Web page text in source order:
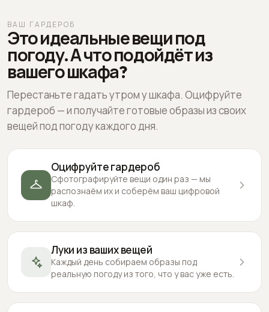
ВАШ ГАРДЕРОБ
Это идеальные вещи под
погоду. А что подойдёт из
вашего шкафа?
Перестаньте гадать утром у шкафа. Оцифруйте
гардероб — и получайте готовые образы из своих
вещей под погоду каждого дня.
Оцифруйте гардероб
Сфотографируйте вещи один раз — мы
распознаём их и соберём ваш цифровой
шкаф.
Луки из ваших вещей
Каждый день собираем образы под
реальную погоду из того, что у вас уже есть.